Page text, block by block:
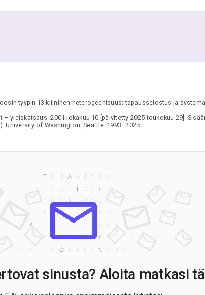
tyypin 13 kliininen heterogeenisuus: tapausselostus ja
yleiskatsaus. 2001 lokakuu 10 [päivitetty 2025 toukokuu 29].
University of Washington, Seattle. 1993–2025.
sinusta? Aloita matkasi